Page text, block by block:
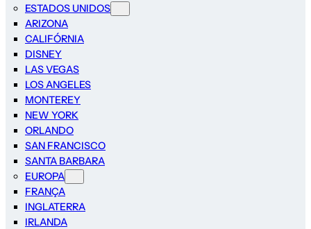
ESTADOS UNIDOS
ARIZONA
CALIFÓRNIA
DISNEY
LAS VEGAS
LOS ANGELES
MONTEREY
NEW YORK
ORLANDO
SAN FRANCISCO
SANTA BARBARA
EUROPA
FRANÇA
INGLATERRA
IRLANDA